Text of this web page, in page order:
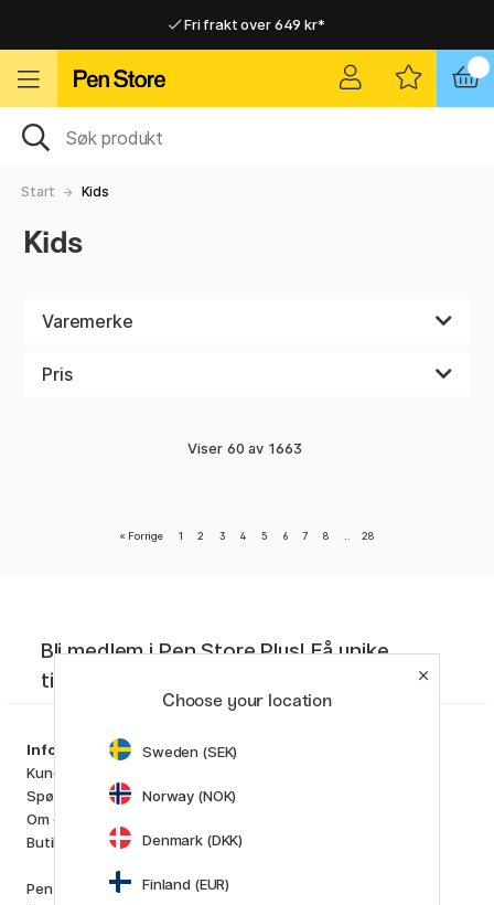
Fri frakt over 649 kr*
Raskt til dør eller utleveringssted
Raskt til dør eller utleveringssted
Start Kids
Kids
Varemerke
Pris
Viser 60 av 1663
« Forrige 1 2 3 4 5 6 7 8 .. 28
Bli medlem i Pen Store Plus! Få unike
tilbud, siste nytt og kreativ inspirasjon.
Information
Kundeservice
Spørsmål og svar
Om oss
Butikken vår
Pen Store Plus
Choose your location
Sweden (SEK)
Norway (NOK)
Denmark (DKK)
Finland (EUR)